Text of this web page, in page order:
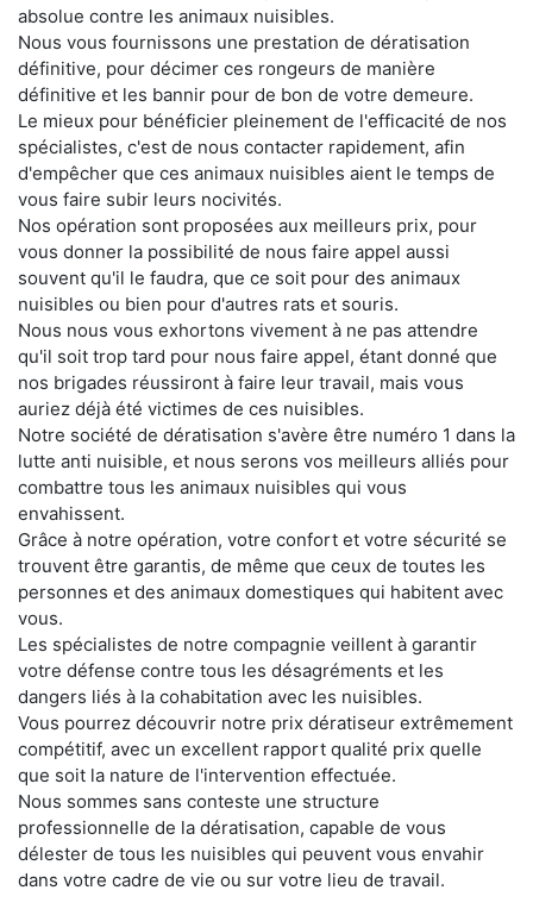
absolue contre les animaux nuisibles.
Nous vous fournissons une prestation de dératisation
définitive, pour décimer ces rongeurs de manière
définitive et les bannir pour de bon de votre demeure.
Le mieux pour bénéficier pleinement de l'efficacité de nos
spécialistes, c'est de nous contacter rapidement, afin
d'empêcher que ces animaux nuisibles aient le temps de
vous faire subir leurs nocivités.
Nos opération sont proposées aux meilleurs prix, pour
vous donner la possibilité de nous faire appel aussi
souvent qu'il le faudra, que ce soit pour des animaux
nuisibles ou bien pour d'autres rats et souris.
Nous nous vous exhortons vivement à ne pas attendre
qu'il soit trop tard pour nous faire appel, étant donné que
nos brigades réussiront à faire leur travail, mais vous
auriez déjà été victimes de ces nuisibles.
Notre société de dératisation s'avère être numéro 1 dans la
lutte anti nuisible, et nous serons vos meilleurs alliés pour
combattre tous les animaux nuisibles qui vous
envahissent.
Grâce à notre opération, votre confort et votre sécurité se
trouvent être garantis, de même que ceux de toutes les
personnes et des animaux domestiques qui habitent avec
vous.
Les spécialistes de notre compagnie veillent à garantir
votre défense contre tous les désagréments et les
dangers liés à la cohabitation avec les nuisibles.
Vous pourrez découvrir notre prix dératiseur extrêmement
compétitif, avec un excellent rapport qualité prix quelle
que soit la nature de l'intervention effectuée.
Nous sommes sans conteste une structure
professionnelle de la dératisation, capable de vous
délester de tous les nuisibles qui peuvent vous envahir
dans votre cadre de vie ou sur votre lieu de travail.